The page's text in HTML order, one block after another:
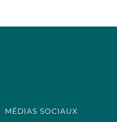
MÉDIAS SOCIAUX